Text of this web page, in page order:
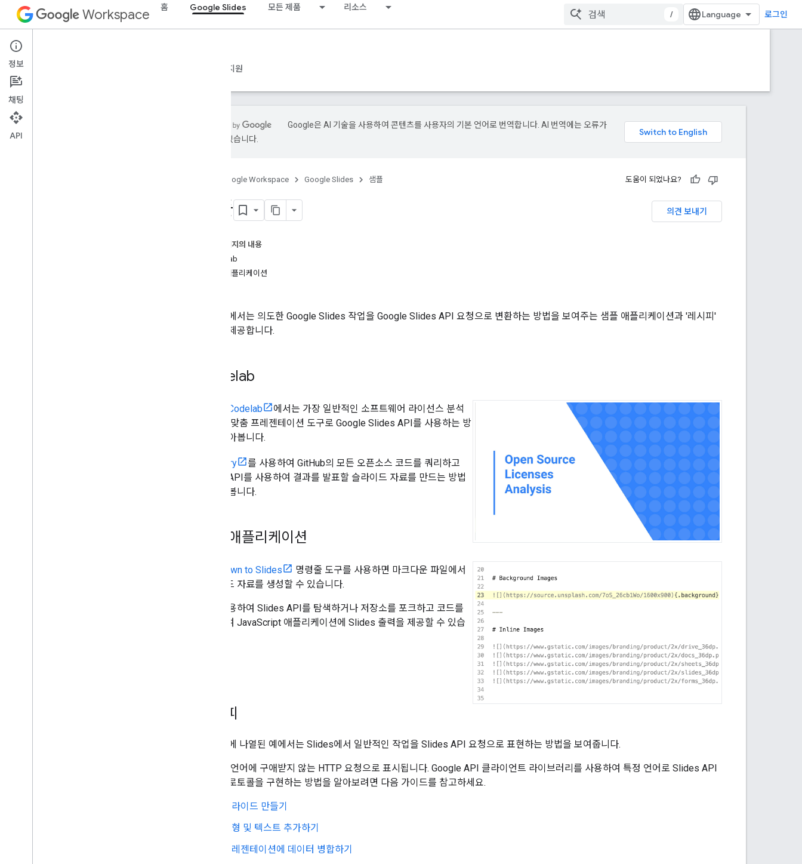
Workspace 홈 Google Slides 모든 제품 리소스
/ 로그인
Google Slides
개요 지원
Google은 AI 기술을 사용하여 콘텐츠를 사용자의 기본 언어로 번역합니다. AI 번역에는 오류가
있을 수 있습니다.
Google Workspace Google Slides 샘플 도움이 되었나요?
의견 보내기
샘플
이 페이지의 내용
Codelab
샘플 애플리케이션
이 섹션에서는 의도한 Google Slides 작업을 Google Slides API 요청으로 변환하는 방법을 보여주는 샘플 애플리케이션과 '레시피'
예시를 제공합니다.
Codelab
Slides Codelab
에서는 가장 일반적인 소프트웨어 라이선스 분석
을 위한 맞춤 프레젠테이션 도구로 Google Slides API를 사용하는 방
법을 알아봅니다.
BigQuery
를 사용하여 GitHub의 모든 오픈소스 코드를 쿼리하고
Slides API를 사용하여 결과를 발표할 슬라이드 자료를 만드는 방법
을 알아봅니다.
샘플 애플리케이션
Markdown to Slides
명령줄 도구를 사용하면 마크다운 파일에서
슬라이드 자료를 생성할 수 있습니다.
이를 사용하여 Slides API를 탐색하거나 저장소를 포크하고 코드를
수정하여 JavaScript 애플리케이션에 Slides 출력을 제공할 수 있습
레시피
이 섹션에 나열된 예에서는 Slides에서 일반적인 작업을 Slides API 요청으로 표현하는 방법을 보여줍니다.
이 예는 언어에 구애받지 않는 HTTP 요청으로 표시됩니다. Google API 클라이언트 라이브러리를 사용하여 특정 언어로 Slides API
요청 프로토콜을 구현하는 방법을 알아보려면 다음 가이드를 참고하세요.
슬라이드 만들기
도형 및 텍스트 추가하기
프레젠테이션에 데이터 병합하기
정보
채팅
API